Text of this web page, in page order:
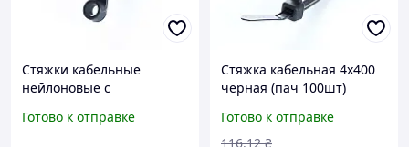
Стяжки кабельные
нейлоновые с
черные (пач 100 шт.)
Готово к отправке
Стяжка кабельная 4х400
черная (пач 100шт)
Готово к отправке
116.12 ₴